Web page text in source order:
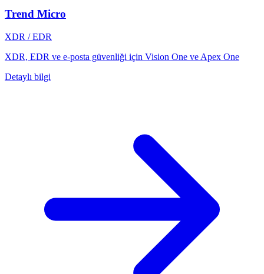
Trend Micro
XDR / EDR
XDR, EDR ve e-posta güvenliği için Vision One ve Apex One
Detaylı bilgi